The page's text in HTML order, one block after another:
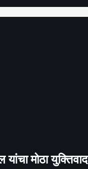
यांचा मोठा युक्तिवाद